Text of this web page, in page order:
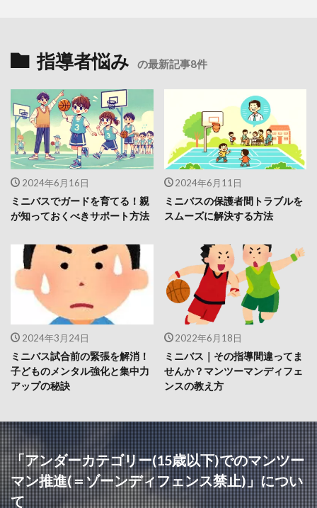
指導者悩み の最新記事8件
2024年6月16日
ミニバスでガードを育てる！親
が知っておくべきサポート方法
2024年6月11日
ミニバスの保護者間トラブルを
スムーズに解決する方法
2024年3月24日
ミニバス試合前の緊張を解消！
子どものメンタル強化と集中力
アップの秘訣
2022年6月18日
ミニバス｜その指導間違ってま
せんか？マンツーマンディフェ
ンスの教え方
「アンダーカテゴリー(15歳以下)でのマンツー
マン推進(＝ゾーンディフェンス禁止)」につい
て